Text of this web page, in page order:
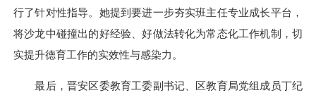
行了针对性指导。她提到要进一步夯实班主任专业成长平台，
将沙龙中碰撞出的好经验、好做法转化为常态化工作机制，切
实提升德育工作的实效性与感染力。
最后，晋安区委教育工委副书记、区教育局党组成员丁纪